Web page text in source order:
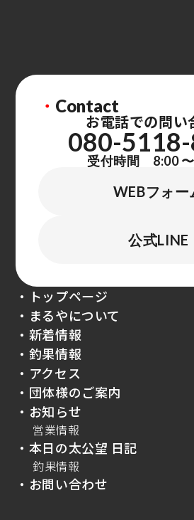
・ Contact
お電話での問い
080-
受付時間 8:00
WEBフォー
公式LINE
・トップページ
・まるやについて
・新着情報
・釣果情報
・アクセス
・団体様のご案内
・お知らせ
営業情報
・本日の太公望 日記
釣果情報
・お問い合わせ